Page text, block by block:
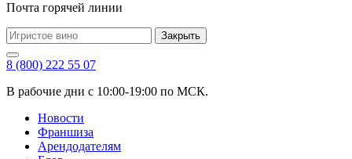
Почта горячей линии
Закрыть
8 (800) 222 55 07
В рабочие дни с 10:00-19:00 по МСК.
Новости
Франшиза
Арендодателям